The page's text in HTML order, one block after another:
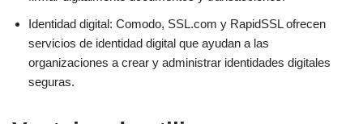
Identidad digital: Comodo, SSL.com y RapidSSL ofrecen
servicios de identidad digital que ayudan a las
organizaciones a crear y administrar identidades digitales
seguras.